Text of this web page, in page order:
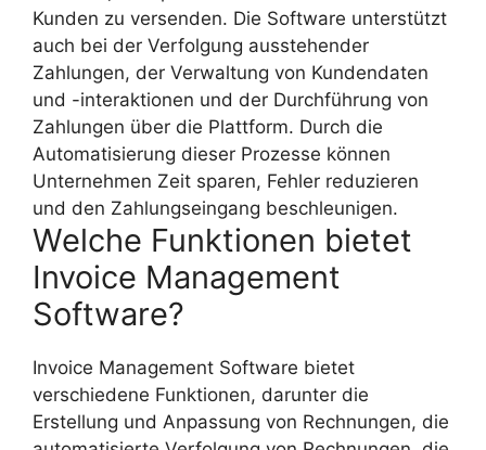
Kunden zu versenden. Die Software unterstützt
auch bei der Verfolgung ausstehender
Zahlungen, der Verwaltung von Kundendaten
und -interaktionen und der Durchführung von
Zahlungen über die Plattform. Durch die
Automatisierung dieser Prozesse können
Unternehmen Zeit sparen, Fehler reduzieren
und den Zahlungseingang beschleunigen.
Welche Funktionen bietet
Invoice Management
Software?
Invoice Management Software bietet
verschiedene Funktionen, darunter die
Erstellung und Anpassung von Rechnungen, die